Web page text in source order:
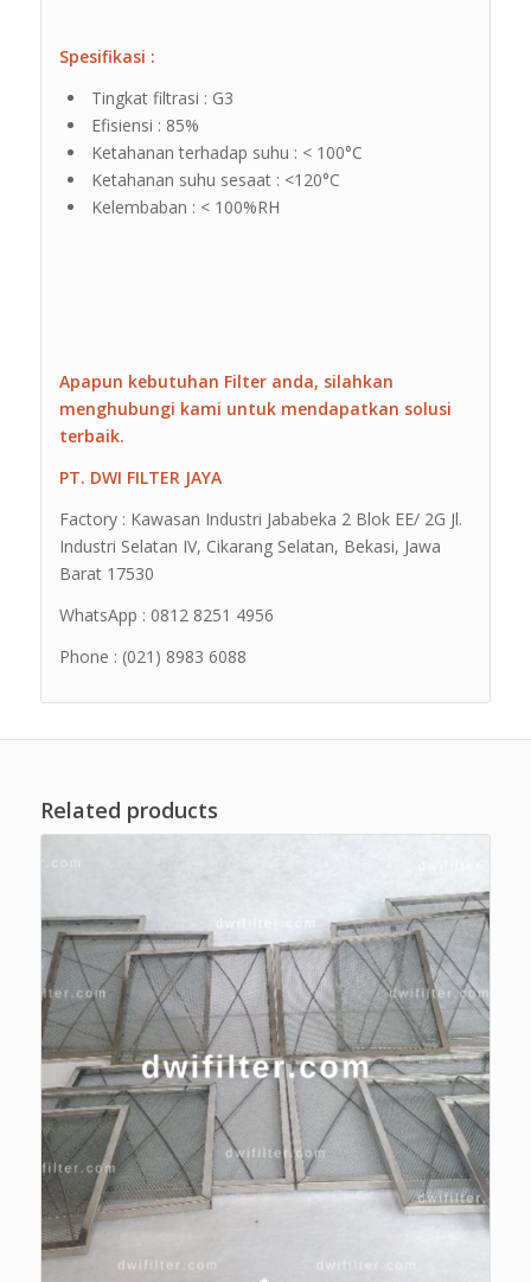
Spesifikasi :
Tingkat filtrasi : G3
Efisiensi : 85%
Ketahanan terhadap suhu : < 100°C
Ketahanan suhu sesaat : <120°C
Kelembaban : < 100%RH
Apapun kebutuhan Filter anda, silahkan
menghubungi kami untuk mendapatkan solusi
terbaik.
PT. DWI FILTER JAYA
Factory : Kawasan Industri Jababeka 2 Blok EE/ 2G Jl.
Industri Selatan IV, Cikarang Selatan, Bekasi, Jawa
Barat 17530
WhatsApp : 0812 8251 4956
Phone : (021) 8983 6088
Related products